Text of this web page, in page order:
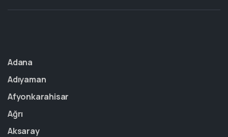
Adana
Adıyaman
Afyonkarahisar
Ağrı
Aksaray